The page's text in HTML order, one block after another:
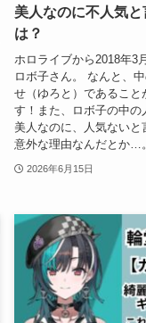
美人なのに不人気
は？
ホロライブから2018年3
ロボ子さん。 なんと、
せ（ゆろと）であること
す！また、ロボ子の中の
美人なのに、人気ないと
意外な理由なんだとか…
2026年6月15日